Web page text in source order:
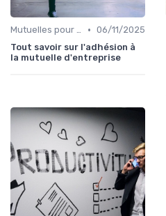
Mutuelles pour Professionnels • 06/11/2025
Tout savoir sur l'adhésion à
la mutuelle d'entreprise